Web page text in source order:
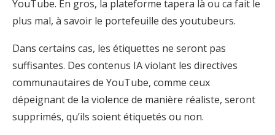
YouTube. En gros, la plateforme tapera là ou ca fait le
plus mal, à savoir le portefeuille des youtubeurs.
Dans certains cas, les étiquettes ne seront pas
suffisantes. Des contenus IA violant les directives
communautaires de YouTube, comme ceux
dépeignant de la violence de manière réaliste, seront
supprimés, qu’ils soient étiquetés ou non.